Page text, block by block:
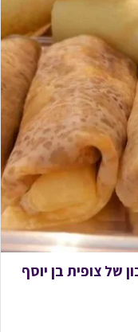
של צופית בן יוסף